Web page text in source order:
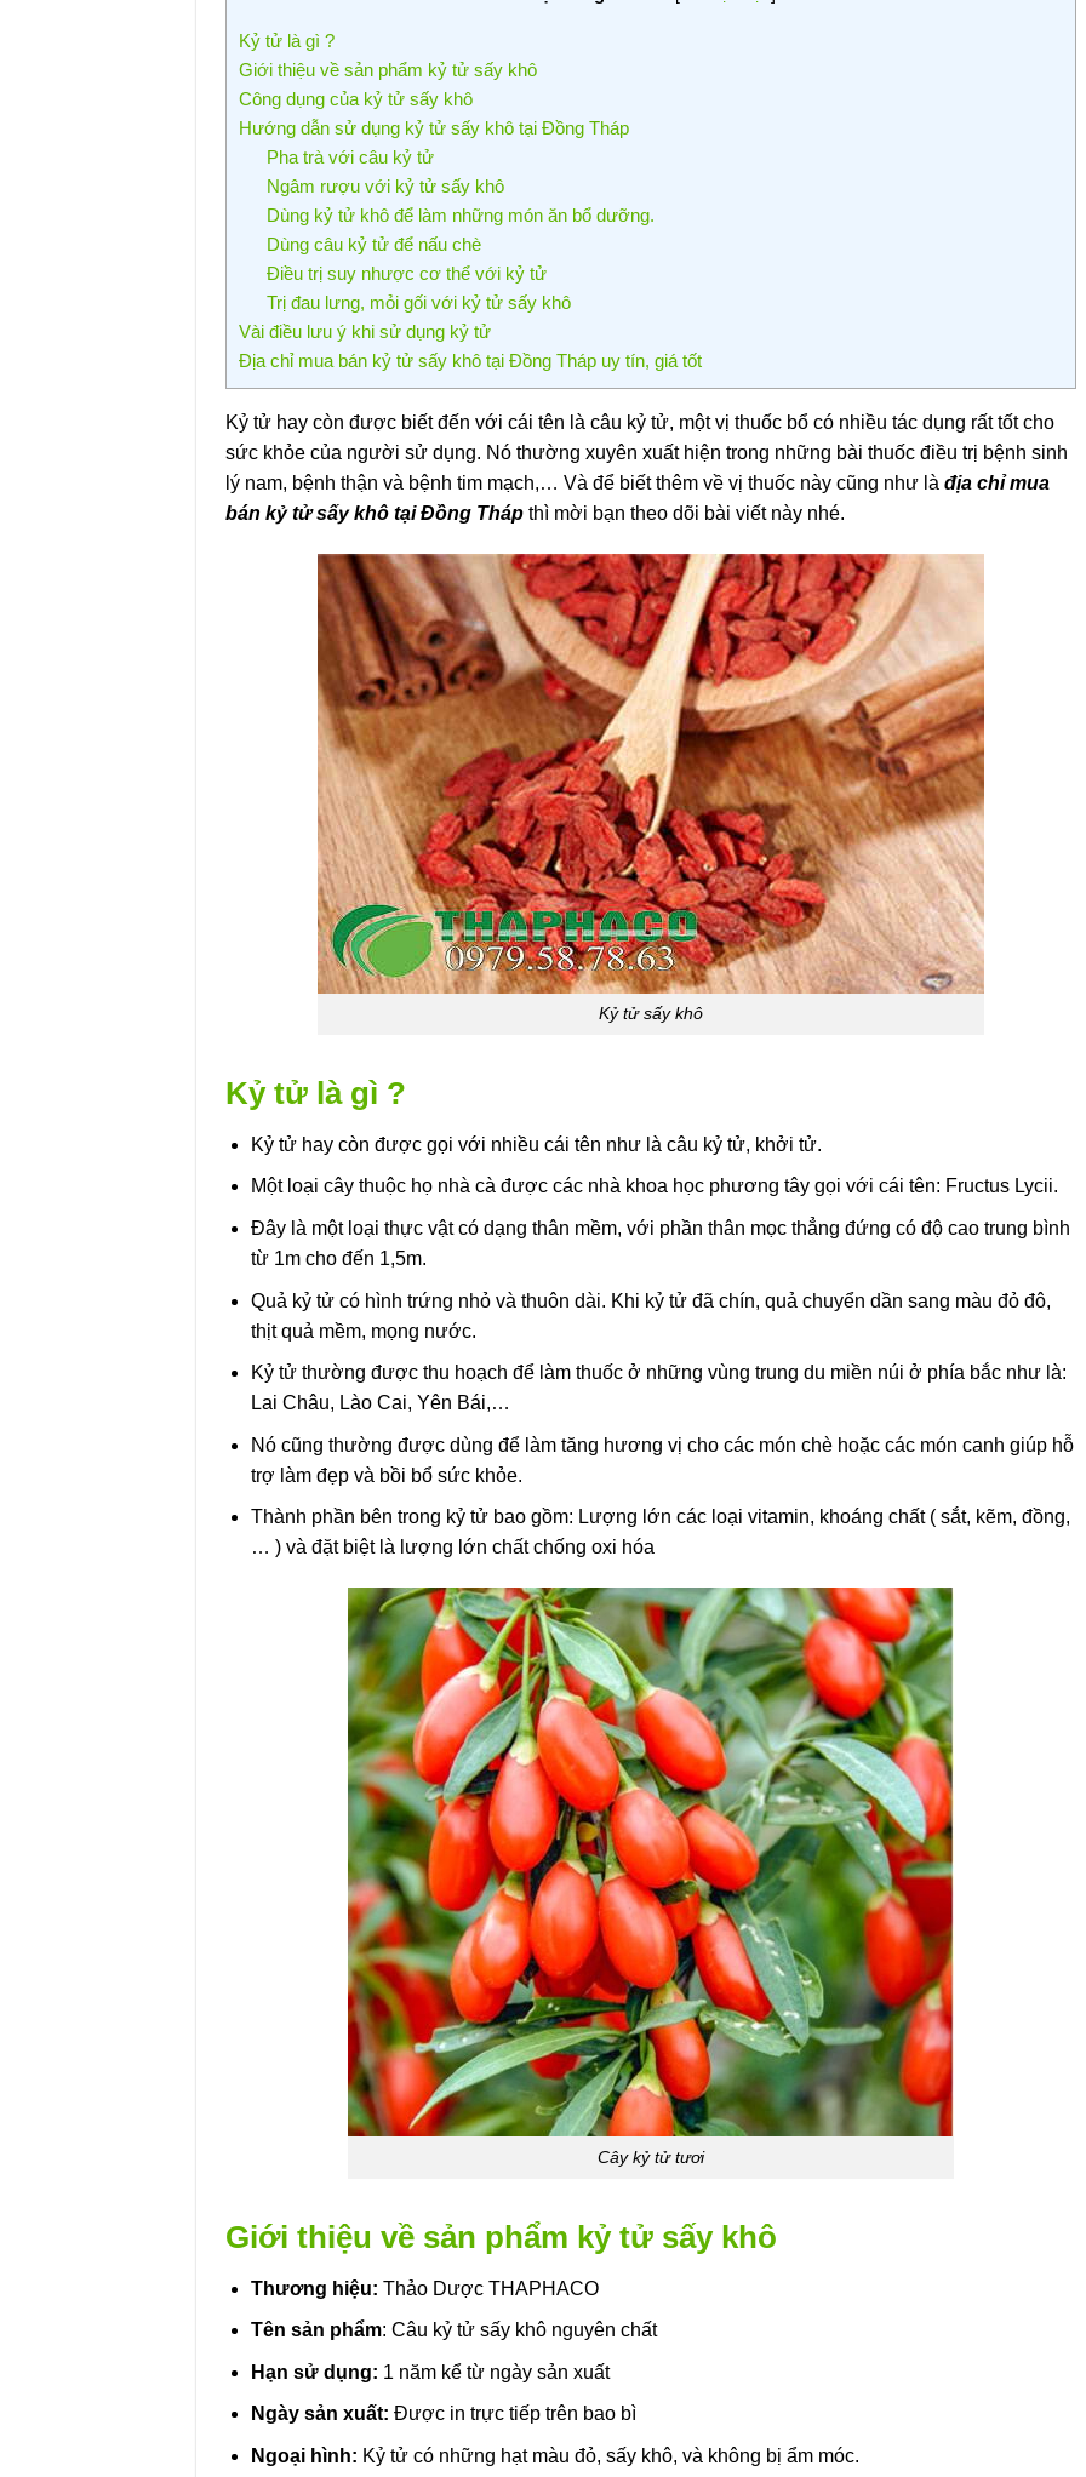
Kỷ tử là gì ?
Giới thiệu về sản phẩm kỷ tử sấy khô
Công dụng của kỷ tử sấy khô
Hướng dẫn sử dụng kỷ tử sấy khô tại Đồng Tháp
Pha trà với câu kỷ tử
Ngâm rượu với kỷ tử sấy khô
Dùng kỷ tử khô để làm những món ăn bổ dưỡng.
Dùng câu kỷ tử để nấu chè
Điều trị suy nhược cơ thể với kỷ tử
Trị đau lưng, mỏi gối với kỷ tử sấy khô
Vài điều lưu ý khi sử dụng kỷ tử
Địa chỉ mua bán kỷ tử sấy khô tại Đồng Tháp uy tín, giá tốt
Kỷ tử hay còn được biết đến với cái tên là câu kỷ tử, một vị thuốc bổ có nhiều tác dụng rất tốt cho
sức khỏe của người sử dụng. Nó thường xuyên xuất hiện trong những bài thuốc điều trị bệnh sinh
lý nam, bệnh thận và bệnh tim mạch,… Và để biết thêm về vị thuốc này cũng như là địa chỉ mua
bán kỷ tử sấy khô tại Đồng Tháp thì mời bạn theo dõi bài viết này nhé.
Kỷ tử sấy khô
Kỷ tử là gì ?
Kỷ tử hay còn được gọi với nhiều cái tên như là câu kỷ tử, khởi tử.
Một loại cây thuộc họ nhà cà được các nhà khoa học phương tây gọi với cái tên: Fructus Lycii.
Đây là một loại thực vật có dạng thân mềm, với phần thân mọc thẳng đứng có độ cao trung bình
từ 1m cho đến 1,5m.
Quả kỷ tử có hình trứng nhỏ và thuôn dài. Khi kỷ tử đã chín, quả chuyển dần sang màu đỏ đô,
thịt quả mềm, mọng nước.
Kỷ tử thường được thu hoạch để làm thuốc ở những vùng trung du miền núi ở phía bắc như là:
Lai Châu, Lào Cai, Yên Bái,…
Nó cũng thường được dùng để làm tăng hương vị cho các món chè hoặc các món canh giúp hỗ
trợ làm đẹp và bồi bổ sức khỏe.
Thành phần bên trong kỷ tử bao gồm: Lượng lớn các loại vitamin, khoáng chất ( sắt, kẽm, đồng,
… ) và đặt biệt là lượng lớn chất chống oxi hóa
Cây kỷ tử tươi
Giới thiệu về sản phẩm kỷ tử sấy khô
Thương hiệu: Thảo Dược THAPHACO
Tên sản phẩm: Câu kỷ tử sấy khô nguyên chất
Hạn sử dụng: 1 năm kể từ ngày sản xuất
Ngày sản xuất: Được in trực tiếp trên bao bì
Ngoại hình: Kỷ tử có những hạt màu đỏ, sấy khô, và không bị ẩm móc.